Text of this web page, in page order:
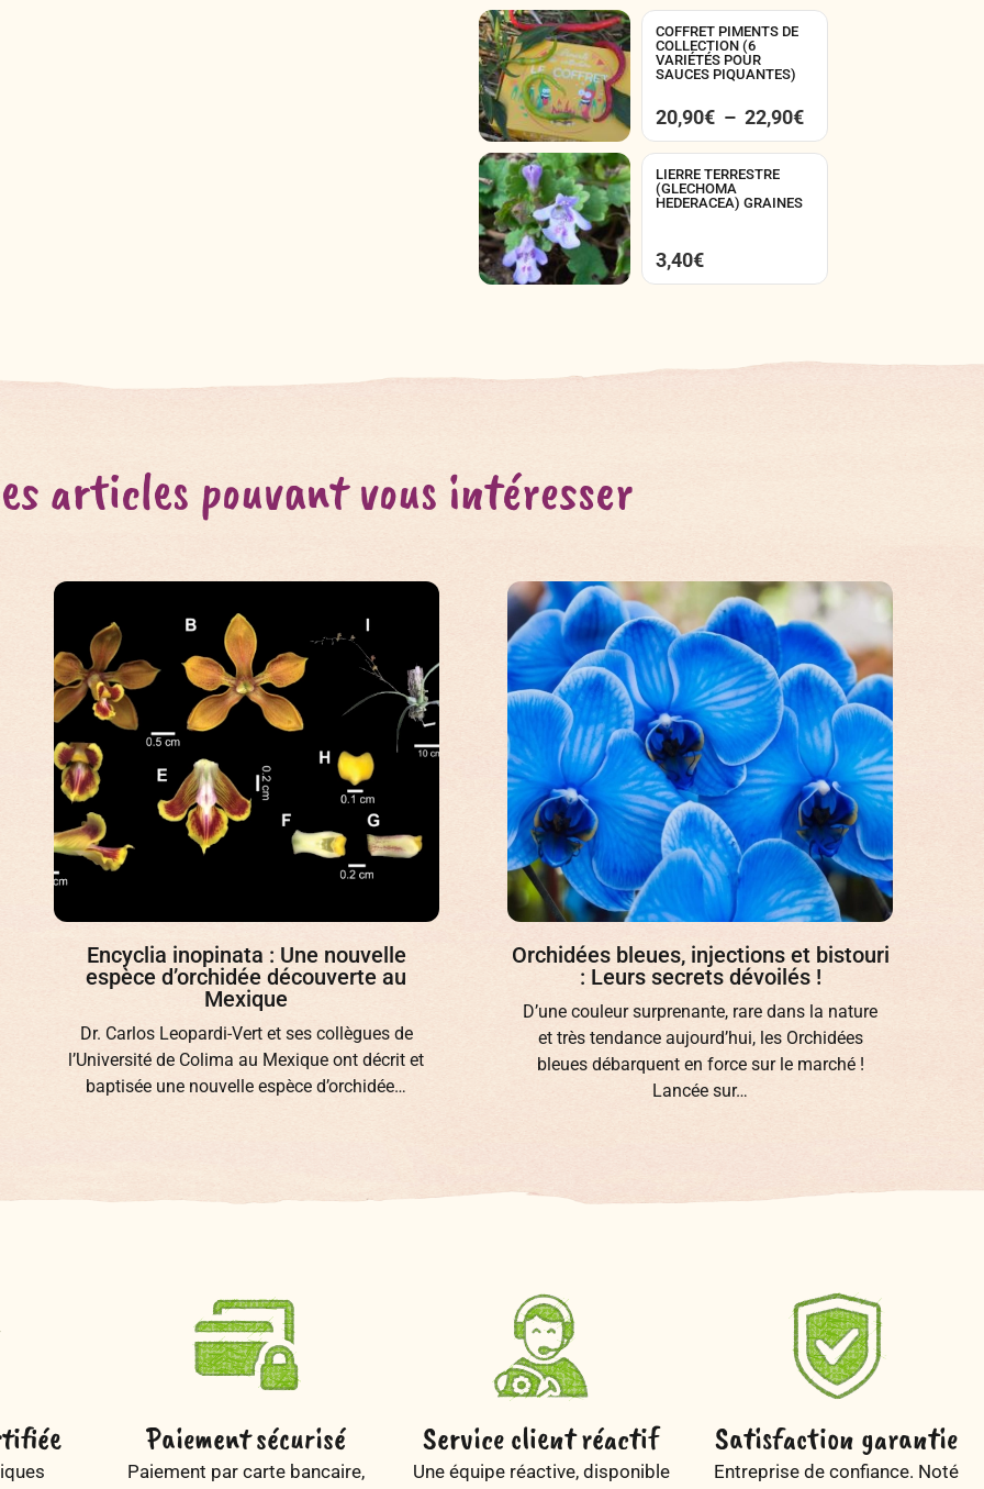
COFFRET PIMENTS DE
COLLECTION (6
VARIÉTÉS POUR
SAUCES PIQUANTES)
20,90€ – 22,90€
LIERRE TERRESTRE
(GLECHOMA
HEDERACEA) GRAINES
3,40€
articles pouvant vous intéresser
Encyclia inopinata : Une nouvelle
espèce d’orchidée découverte au
Mexique
Dr. Carlos Leopardi-Vert et ses collègues de
l’Université de Colima au Mexique ont décrit et
baptisée une nouvelle espèce d’orchidée…
Orchidées bleues, injections et bistouri
: Leurs secrets dévoilés !
D’une couleur surprenante, rare dans la nature
et très tendance aujourd’hui, les Orchidées
bleues débarquent en force sur le marché !
Lancée sur…
Paiement sécurisé
Paiement par carte bancaire,
Service client réactif
Une équipe réactive, disponible
Satisfaction garantie
Entreprise de confiance. Noté